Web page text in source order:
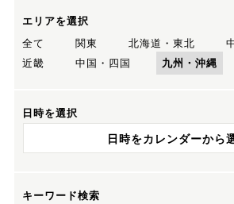
エリアを選択
全て
関東 北海道・東北
近畿
中国・四国 九州・沖縄
日時を選択
日時をカレンダーから
キーワード検索